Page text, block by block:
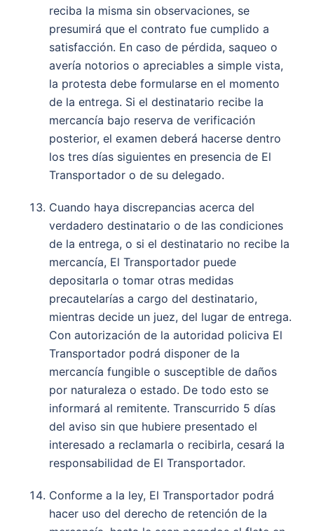
reciba la misma sin observaciones, se
presumirá que el contrato fue cumplido a
satisfacción. En caso de pérdida, saqueo o
avería notorios o apreciables a simple vista,
la protesta debe formularse en el momento
de la entrega. Si el destinatario recibe la
mercancía bajo reserva de verificación
posterior, el examen deberá hacerse dentro
los tres días siguientes en presencia de El
Transportador o de su delegado.
Cuando haya discrepancias acerca del
verdadero destinatario o de las condiciones
de la entrega, o si el destinatario no recibe la
mercancía, El Transportador puede
depositarla o tomar otras medidas
precautelarías a cargo del destinatario,
mientras decide un juez, del lugar de entrega.
Con autorización de la autoridad policiva El
Transportador podrá disponer de la
mercancía fungible o susceptible de daños
por naturaleza o estado. De todo esto se
informará al remitente. Transcurrido 5 días
del aviso sin que hubiere presentado el
interesado a reclamarla o recibirla, cesará la
responsabilidad de El Transportador.
Conforme a la ley, El Transportador podrá
hacer uso del derecho de retención de la